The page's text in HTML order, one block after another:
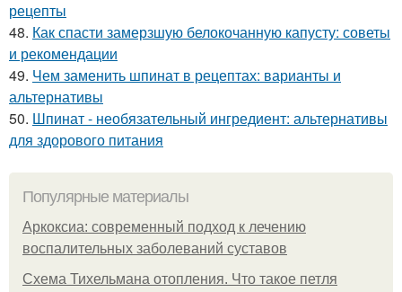
рецепты
48. Как спасти замерзшую белокочанную капусту: советы
и рекомендации
49. Чем заменить шпинат в рецептах: варианты и
альтернативы
50. Шпинат - необязательный ингредиент: альтернативы
для здорового питания
Популярные материалы
Аркоксиа: современный подход к лечению
воспалительных заболеваний суставов
Схема Тихельмана отопления. Что такое петля